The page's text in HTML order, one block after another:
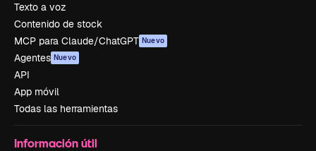
Texto a voz
Contenido de stock
MCP para Claude/ChatGPT Nuevo
Agentes Nuevo
API
App móvil
Todas las herramientas
Información útil